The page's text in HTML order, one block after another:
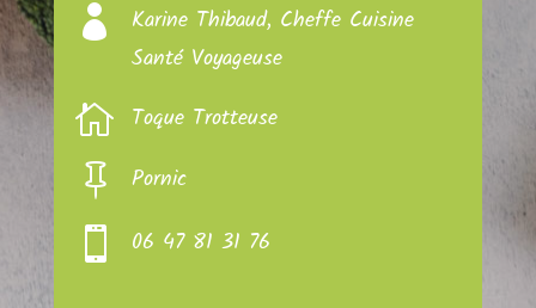

Karine Thibaud, Cheffe Cuisine
Santé Voyageuse
 Toque Trotteuse
 Pornic
 06 47 81 31 76